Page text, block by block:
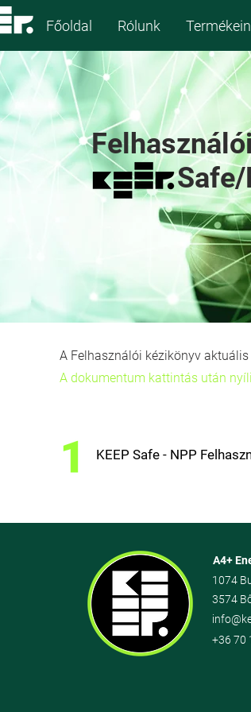
Főoldal Rólunk
Safe/
A Felhasználói kézikönyv
A dokumentum kattintás után
KEEP Safe - NPP
A4+
3574
1074
+36 70